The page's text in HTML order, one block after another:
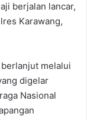
berjalan lancar,
Karawang,
melalui
digelar
Nasional